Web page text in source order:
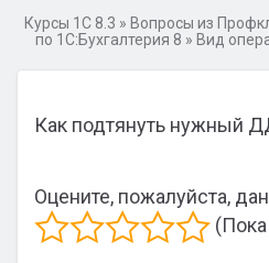
Курсы 1С 8.3 » Вопросы из
по 1С:Бухгалтерия 8 » Вид
Как подтянуть нужный
Оцените, пожалуйста,